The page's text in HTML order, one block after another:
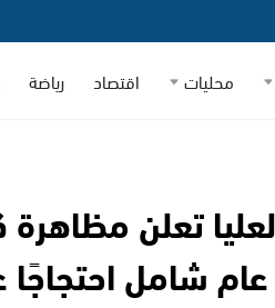
محليات اقتصاد رياضة
تعلن
شامل